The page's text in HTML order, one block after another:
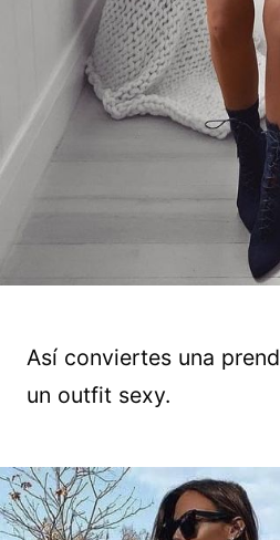
Así conviertes una
un outfit sexy.